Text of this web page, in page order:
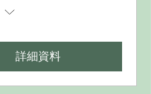
詳細資料